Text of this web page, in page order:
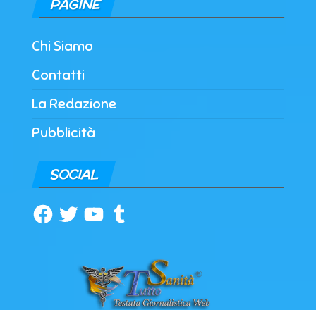
PAGINE
Chi Siamo
Contatti
La Redazione
Pubblicità
SOCIAL
Facebook
TwitterYouTubeTumblr